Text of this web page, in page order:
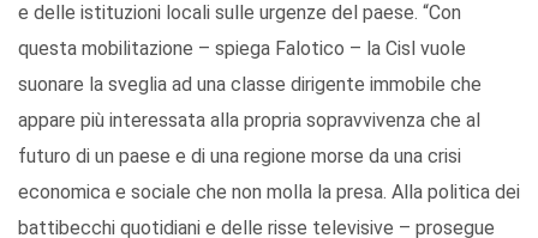
e delle istituzioni locali sulle urgenze del paese. “Con
questa mobilitazione – spiega Falotico – la Cisl vuole
suonare la sveglia ad una classe dirigente immobile che
appare più interessata alla propria sopravvivenza che al
futuro di un paese e di una regione morse da una crisi
economica e sociale che non molla la presa. Alla politica dei
battibecchi quotidiani e delle risse televisive – prosegue